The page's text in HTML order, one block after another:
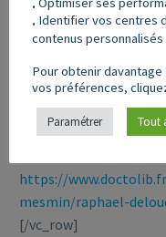
le résultat d’une
Découvrir le
osteopathe.fr/le-
https://
mesmin/raphael-
[/vc_row]
.
. Identifier vos centres
contenus personnalisés
Pour obtenir
vos préférences,
Paramétrer Tout